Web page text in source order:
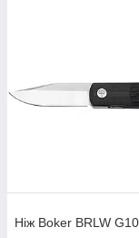
Ніж Boker BRLW